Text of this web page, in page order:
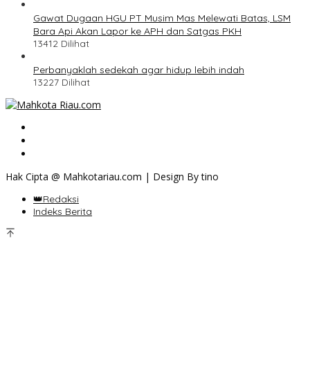
Gawat Dugaan HGU PT Musim Mas Melewati Batas, LSM
Bara Api Akan Lapor ke APH dan Satgas PKH
13412 Dilihat
Perbanyaklah sedekah agar hidup lebih indah
13227 Dilihat
Hak Cipta @ Mahkotariau.com | Design By tino
👑Redaksi
Indeks Berita